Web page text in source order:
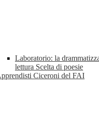
Laboratorio: la
lettura Scelta di poesie
Ciceroni del FAI